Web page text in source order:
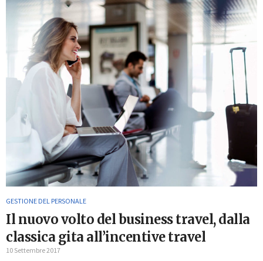
GESTIONE DEL PERSONALE
Il nuovo volto del business travel, dalla
classica gita all’incentive travel
10 Settembre 2017